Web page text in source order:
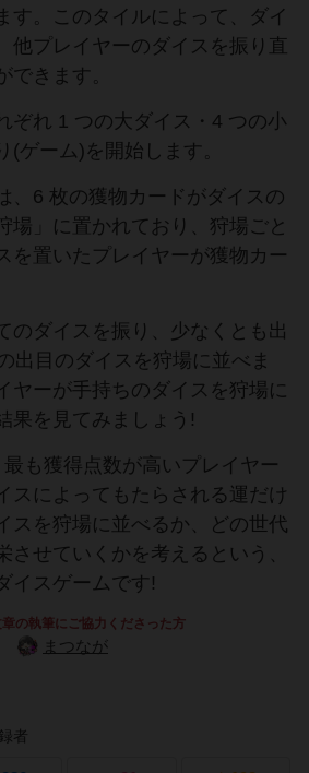
す。このタイルによって、ダイ
他プレイヤーのダイスを振り直
できます。
れ 1 つの大ダイス・4 つの小
(ゲーム)を開始します。
6 枚の獲物カードがダイスの
場」に置かれており、狩場ごと
を置いたプレイヤーが獲物カー
ダイスを振り、少なくとも出
出目のダイスを狩場に並べま
ヤーが手持ちのダイスを狩場に
果を見てみましょう!
も獲得点数が高いプレイヤー
スによってもたらされる運だけ
スを狩場に並べるか、どの世代
させていくかを考えるという、
イスゲームです!
章の執筆にご協力くださった方
まつなが
者